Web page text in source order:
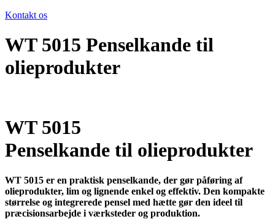
Kontakt os
WT 5015 Penselkande til
olieprodukter
WT 5015
Penselkande til olieprodukter
WT 5015 er en praktisk penselkande, der gør påføring af
olieprodukter, lim og lignende enkel og effektiv. Den kompakte
størrelse og integrerede pensel med hætte gør den ideel til
præcisionsarbejde i værksteder og produktion.